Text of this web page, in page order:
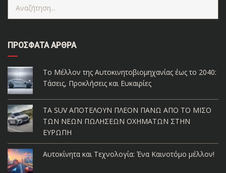
ΠΡΌΣΦΑΤΑ ΆΡΘΡΑ
Το Μέλλον της Αυτοκινητοβιομηχανίας έως το 2040:
Τάσεις, Προκλήσεις και Ευκαιρίες
ΤΑ SUV ΑΠΟΤΕΛΟΥΝ ΠΛΕΟΝ ΠΑΝΩ ΑΠΟ ΤΟ ΜΙΣΟ
ΤΩΝ ΝΕΩΝ ΠΩΛΗΣΕΩΝ ΟΧΗΜΑΤΩΝ ΣΤΗΝ
ΕΥΡΩΠΗ
Αυτοκίνητα και Τεχνολογία: Ένα Καινοτόμο μέλλον!